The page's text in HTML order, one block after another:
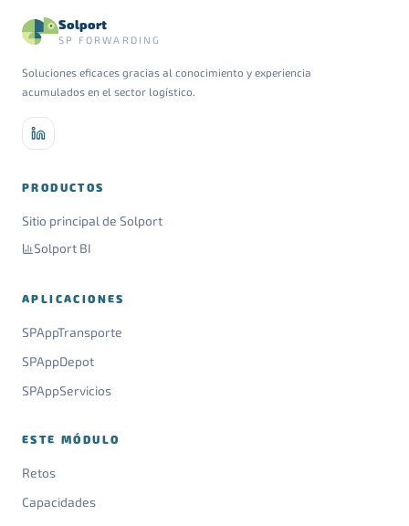
Solport
SP FORWARDING
Soluciones eficaces gracias al conocimiento y experiencia
acumulados en el sector logístico.
PRODUCTOS
Sitio principal de Solport
Solport BI
APLICACIONES
SPAppTransporte
SPAppDepot
SPAppServicios
ESTE MÓDULO
Retos
Capacidades